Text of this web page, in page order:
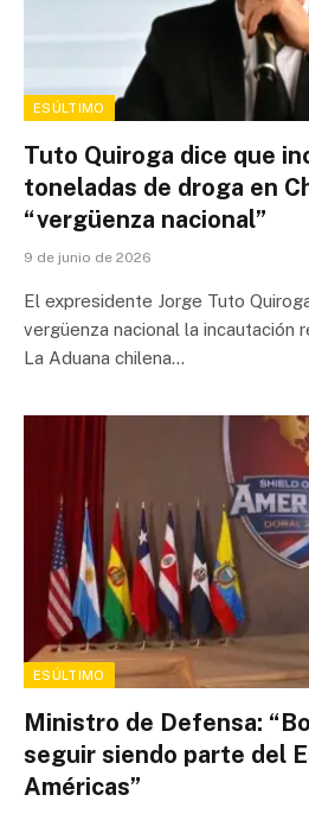
ESÚLTIMO
Tuto Quiroga dice que
toneladas de droga en
“vergüenza nacional”
9 de junio de 2026
El expresidente Jorge Tuto
vergüenza nacional la incautación
La Aduana chilena…
ESÚLTIMO
Ministro de Defensa:
seguir siendo parte del
Américas”